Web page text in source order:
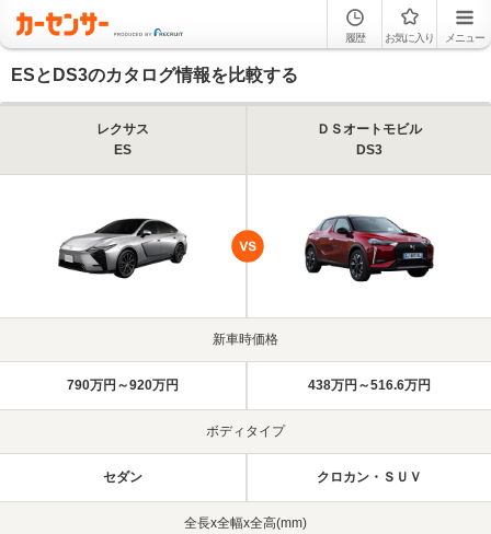
履歴 お気に入り メニュー
ESとDS3のカタログ情報を比較する
レクサス
ES
ＤＳオートモビル
DS3
新車時価格
790万円～920万円 438万円～516.6万円
ボディタイプ
セダン クロカン・ＳＵＶ
全長x全幅x全高(mm)